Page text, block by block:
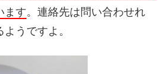
ます。連絡先は問い合わせれ
うですよ。